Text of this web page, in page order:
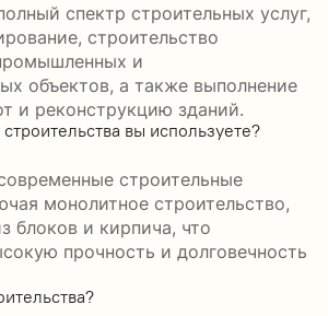
спектр строительных услуг,
строительство
и
объектов, а также выполнение
и реконструкцию зданий.
вы используете?
строительные
монолитное строительство,
блоков и кирпича, что
прочность и долговечность